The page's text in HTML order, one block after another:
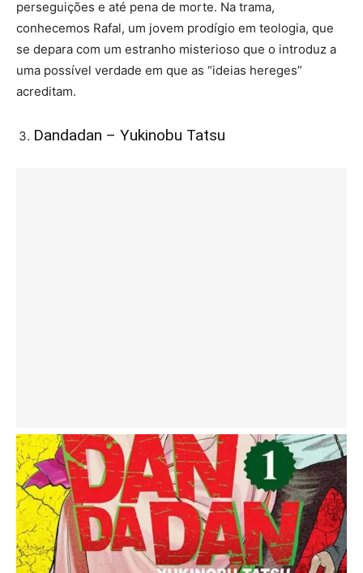
perseguições e até pena de morte. Na trama,
conhecemos Rafal, um jovem prodígio em teologia, que
se depara com um estranho misterioso que o introduz a
uma possível verdade em que as “ideias hereges”
acreditam.
Dandadan – Yukinobu Tatsu